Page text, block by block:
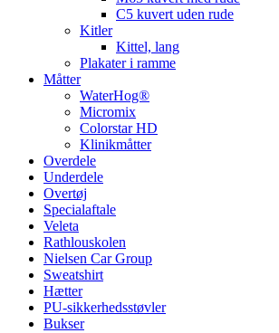
C5 kuvert uden rude
Kitler
Kittel, lang
Plakater i ramme
Måtter
WaterHog®
Micromix
Colorstar HD
Klinikmåtter
Overdele
Underdele
Overtøj
Specialaftale
Veleta
Rathlouskolen
Nielsen Car Group
Sweatshirt
Hætter
PU-sikkerhedsstøvler
Bukser